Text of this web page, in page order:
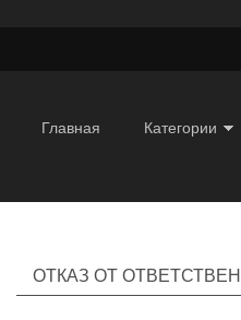
Главная Категории
ОТКАЗ ОТ